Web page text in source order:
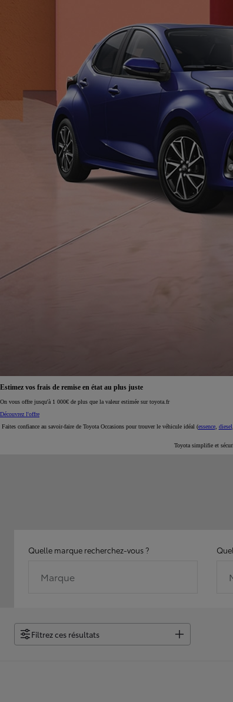
Nouvelle Yaris Cross
Disponible prochainement
Estimez vos frais de remise en état au plus juste
On vous offre jusqu'à 1 000€ de plus que la valeur estimée sur toyota.fr
Découvrez l'offre
Faites confiance au savoir-faire de Toyota Occasions pour trouver le véhicule idéal (essence, diesel
Toyota simplifie et
Quelle marque recherchez-vous ?
Marque
Filtrez ces résultats